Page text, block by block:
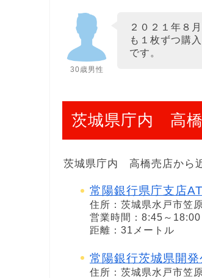
30歳男性
２０２１年８
も１枚ずつ購
です。
茨城県庁内 高
茨城県庁内 高橋売店から
常陽銀行県庁支店
住所：茨城県水戸市笠
営業時間：8:45～18:00
距離：31メートル
常陽銀行茨城県開
住所：茨城県水戸市笠